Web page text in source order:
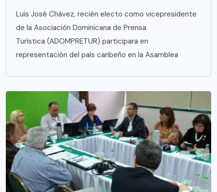
Luis José Chávez, recién electo como vicepresidente
de la Asociación Dominicana de Prensa
Turística (ADOMPRETUR) participara en
representación del país caribeño en la Asamblea